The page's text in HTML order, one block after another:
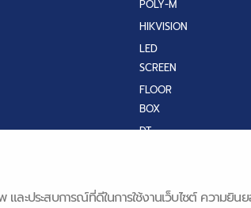
POLY-M
HIKVISION
LED
SCREEN
FLOOR
BOX
DT
& Q-NEX
และประสบการณ์ที่ดีในการใช้งานเว็บไซต์ ความยิน